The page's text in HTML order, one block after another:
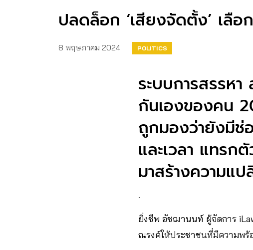
ปลดล็อก ‘เสียงจัดตั้ง’ เลือ
8 พฤษภาคม 2024 POLITICS
ระบบการสรรห
กันเองของคน
ถูกมองว่ายังมีช่
และเวลา แทรกตั
มาสร้างความแ
.
ยิ่งชีพ อัชฌานนท์ ผู้จัดการ
ณรงค์ให้ประชาชนที่มีความพร้อ